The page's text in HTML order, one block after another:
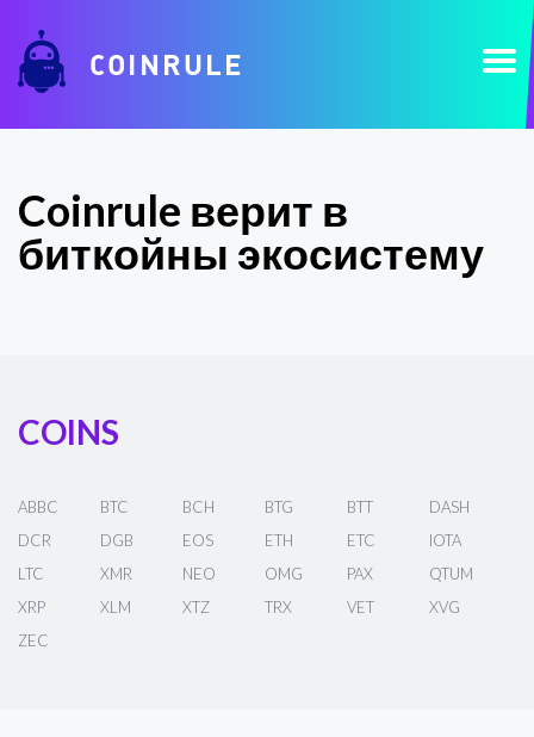
COINRULE
Coinrule верит в
биткойны экосистему
COINS
ABBC BTC BCH BTG BTT
DASH
DCR
DGB EOS ETH ETC
IOTA
LTC
XMR NEO OMG PAX
QTUM
XRP
XLM XTZ TRX VET
XVG
ZEC